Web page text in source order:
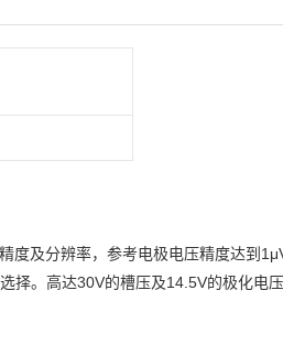
及分辨率，参考电极电压精度达到
择。高达30V的槽压及14.5V的极化电